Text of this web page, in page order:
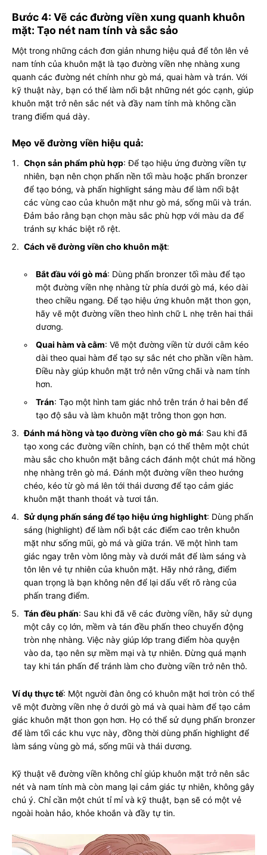
Bước 4: Vẽ các đường viền xung quanh khuôn
mặt: Tạo nét nam tính và sắc sảo
Một trong những cách đơn giản nhưng hiệu quả để tôn lên vẻ
nam tính của khuôn mặt là tạo đường viền nhẹ nhàng xung
quanh các đường nét chính như gò má, quai hàm và trán. Với
kỹ thuật này, bạn có thể làm nổi bật những nét góc cạnh, giúp
khuôn mặt trở nên sắc nét và đầy nam tính mà không cần
trang điểm quá dày.
Mẹo vẽ đường viền hiệu quả:
Chọn sản phẩm phù hợp: Để tạo hiệu ứng đường viền tự
nhiên, bạn nên chọn phấn nền tối màu hoặc phấn bronzer
để tạo bóng, và phấn highlight sáng màu để làm nổi bật
các vùng cao của khuôn mặt như gò má, sống mũi và trán.
Đảm bảo rằng bạn chọn màu sắc phù hợp với màu da để
tránh sự khác biệt rõ rệt.
Cách vẽ đường viền cho khuôn mặt:
Bắt đầu với gò má: Dùng phấn bronzer tối màu để tạo
một đường viền nhẹ nhàng từ phía dưới gò má, kéo dài
theo chiều ngang. Để tạo hiệu ứng khuôn mặt thon gọn,
hãy vẽ một đường viền theo hình chữ L nhẹ trên hai thái
dương.
Quai hàm và cằm: Vẽ một đường viền từ dưới cằm kéo
dài theo quai hàm để tạo sự sắc nét cho phần viền hàm.
Điều này giúp khuôn mặt trở nên vững chãi và nam tính
hơn.
Trán: Tạo một hình tam giác nhỏ trên trán ở hai bên để
tạo độ sâu và làm khuôn mặt trông thon gọn hơn.
Đánh má hồng và tạo đường viền cho gò má: Sau khi đã
tạo xong các đường viền chính, bạn có thể thêm một chút
màu sắc cho khuôn mặt bằng cách đánh một chút má hồng
nhẹ nhàng trên gò má. Đánh một đường viền theo hướng
chéo, kéo từ gò má lên tới thái dương để tạo cảm giác
khuôn mặt thanh thoát và tươi tắn.
Sử dụng phấn sáng để tạo hiệu ứng highlight: Dùng phấn
sáng (highlight) để làm nổi bật các điểm cao trên khuôn
mặt như sống mũi, gò má và giữa trán. Vẽ một hình tam
giác ngay trên vòm lông mày và dưới mắt để làm sáng và
tôn lên vẻ tự nhiên của khuôn mặt. Hãy nhớ rằng, điểm
quan trọng là bạn không nên để lại dấu vết rõ ràng của
phấn trang điểm.
Tán đều phấn: Sau khi đã vẽ các đường viền, hãy sử dụng
một cây cọ lớn, mềm và tán đều phấn theo chuyển động
tròn nhẹ nhàng. Việc này giúp lớp trang điểm hòa quyện
vào da, tạo nên sự mềm mại và tự nhiên. Đừng quá mạnh
tay khi tán phấn để tránh làm cho đường viền trở nên thô.
Ví dụ thực tế: Một người đàn ông có khuôn mặt hơi tròn có thể
vẽ một đường viền nhẹ ở dưới gò má và quai hàm để tạo cảm
giác khuôn mặt thon gọn hơn. Họ có thể sử dụng phấn bronzer
để làm tối các khu vực này, đồng thời dùng phấn highlight để
làm sáng vùng gò má, sống mũi và thái dương.
Kỹ thuật vẽ đường viền không chỉ giúp khuôn mặt trở nên sắc
nét và nam tính mà còn mang lại cảm giác tự nhiên, không gây
chú ý. Chỉ cần một chút tỉ mỉ và kỹ thuật, bạn sẽ có một vẻ
ngoài hoàn hảo, khỏe khoắn và đầy tự tin.